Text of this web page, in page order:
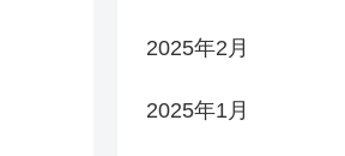
2025年2月
2025年1月